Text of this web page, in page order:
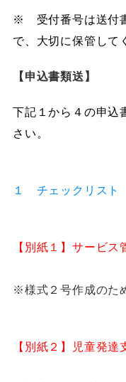
※ 受付番号は送付
で、大切に保管して
【申込書類送】
下記１から４の申込
さい。
１ チェックリスト
【別紙１】サービ
※様式２号作成のた
【別紙２】児童発